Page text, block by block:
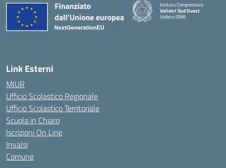
Istituto Comprensivo
Velletri Sud Ovest
Velletri (RM)
Link Esterni
MIUR
Ufficio Scolastico Regionale
Ufficio Scolastico Territoriale
Scuola in Chiaro
Iscrizioni On Line
Invalsi
Comune